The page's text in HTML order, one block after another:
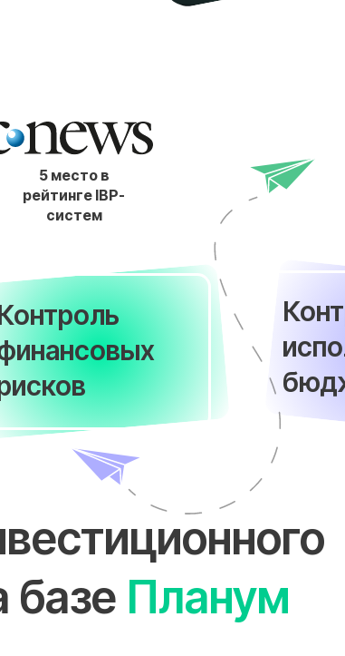
5 место в
рейтинге IBP-
систем
базе Планум